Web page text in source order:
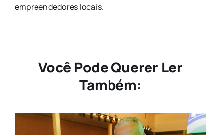
empreendedores locais.
Você Pode Querer Ler
Também: